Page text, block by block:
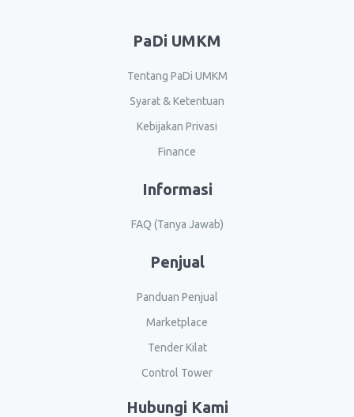
PaDi UMKM
Tentang PaDi UMKM
Syarat & Ketentuan
Kebijakan Privasi
Finance
Informasi
FAQ (Tanya Jawab)
Penjual
Panduan Penjual
Marketplace
Tender Kilat
Control Tower
Hubungi Kami